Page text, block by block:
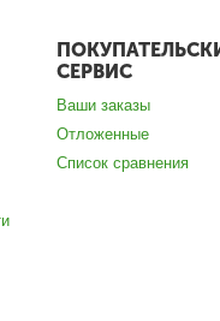
СЕРВИС
Ваши заказы
Отложенные
Список сравнения